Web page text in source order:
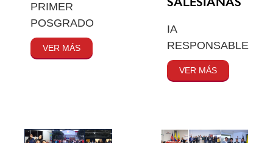
PRIMER
POSGRADO
VER MÁS
IA
RESPONSABLE
VER MÁS